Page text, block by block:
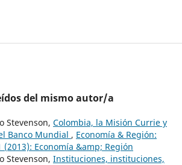
del mismo autor/a
Stevenson, Colombia, la Misión Currie y
Banco Mundial , Economía & Región:
(2013): Economía &amp; Región
Stevenson, Instituciones, instituciones,